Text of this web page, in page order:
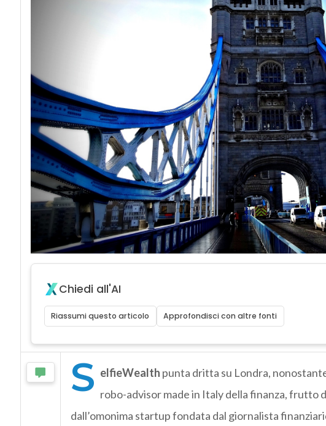
Chiedi all'AI
Riassumi questo articolo Approfondisci con altre fonti
S elfieWealth punta dritta su Londra,
robo-advisor made in Italy della finanza, frutto
dall’omonima startup fondata dal giornalista